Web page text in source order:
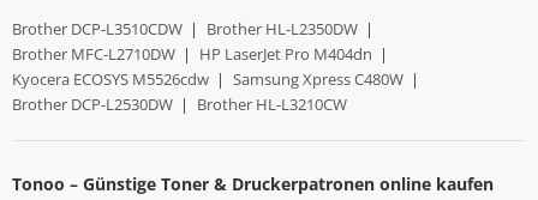
Brother DCP-L3510CDW | Brother HL-L2350DW |
Brother MFC-L2710DW | HP LaserJet Pro M404dn |
Kyocera ECOSYS M5526cdw | Samsung Xpress C480W |
Brother DCP-L2530DW | Brother HL-L3210CW
Tonoo – Günstige Toner & Druckerpatronen online kaufen